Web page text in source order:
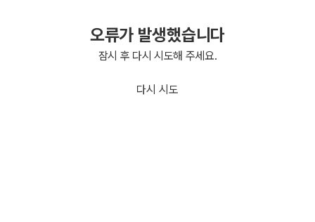
오류가 발생했습니다
잠시 후 다시 시도해 주세요.
다시 시도